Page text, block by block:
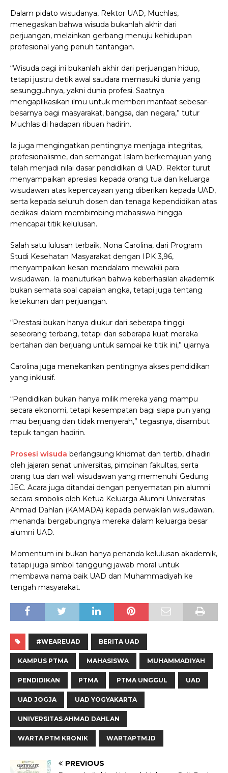
Dalam pidato wisudanya, Rektor UAD, Muchlas,
menegaskan bahwa wisuda bukanlah akhir dari
perjuangan, melainkan gerbang menuju kehidupan
profesional yang penuh tantangan.
“Wisuda pagi ini bukanlah akhir dari perjuangan hidup,
tetapi justru detik awal saudara memasuki dunia yang
sesungguhnya, yakni dunia profesi. Saatnya
mengaplikasikan ilmu untuk memberi manfaat sebesar-
besarnya bagi masyarakat, bangsa, dan negara,” tutur
Muchlas di hadapan ribuan hadirin.
Ia juga mengingatkan pentingnya menjaga integritas,
profesionalisme, dan semangat Islam berkemajuan yang
telah menjadi nilai dasar pendidikan di UAD. Rektor turut
menyampaikan apresiasi kepada orang tua dan keluarga
wisudawan atas kepercayaan yang diberikan kepada UAD,
serta kepada seluruh dosen dan tenaga kependidikan atas
dedikasi dalam membimbing mahasiswa hingga
mencapai titik kelulusan.
Salah satu lulusan terbaik, Nona Carolina, dari Program
Studi Kesehatan Masyarakat dengan IPK 3,96,
menyampaikan kesan mendalam mewakili para
wisudawan. Ia menuturkan bahwa keberhasilan akademik
bukan semata soal capaian angka, tetapi juga tentang
ketekunan dan perjuangan.
“Prestasi bukan hanya diukur dari seberapa tinggi
seseorang terbang, tetapi dari seberapa kuat mereka
bertahan dan berjuang untuk sampai ke titik ini,” ujarnya.
Carolina juga menekankan pentingnya akses pendidikan
yang inklusif.
“Pendidikan bukan hanya milik mereka yang mampu
secara ekonomi, tetapi kesempatan bagi siapa pun yang
mau berjuang dan tidak menyerah,” tegasnya, disambut
tepuk tangan hadirin.
Prosesi wisuda berlangsung khidmat dan tertib, dihadiri
oleh jajaran senat universitas, pimpinan fakultas, serta
orang tua dan wali wisudawan yang memenuhi Gedung
JEC. Acara juga ditandai dengan penyematan pin alumni
secara simbolis oleh Ketua Keluarga Alumni Universitas
Ahmad Dahlan (KAMADA) kepada perwakilan wisudawan,
menandai bergabungnya mereka dalam keluarga besar
alumni UAD.
Momentum ini bukan hanya penanda kelulusan akademik,
tetapi juga simbol tanggung jawab moral untuk
membawa nama baik UAD dan Muhammadiyah ke
tengah masyarakat.
#WEAREUAD BERITA UAD
KAMPUS PTMA MAHASISWA MUHAMMADIYAH
PENDIDIKAN PTMA PTMA UNGGUL UAD
UAD JOGJA UAD YOGYAKARTA
UNIVERSITAS AHMAD DAHLAN
WARTA PTM KRONIK WARTAPTM.ID
PREVIOUS